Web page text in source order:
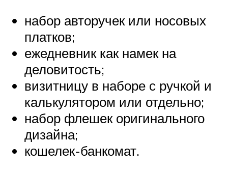
набор авторучек или носовых
платков;
ежедневник как намек на
деловитость;
визитницу в наборе с ручкой и
калькулятором или отдельно;
набор флешек оригинального
дизайна;
кошелек-банкомат.